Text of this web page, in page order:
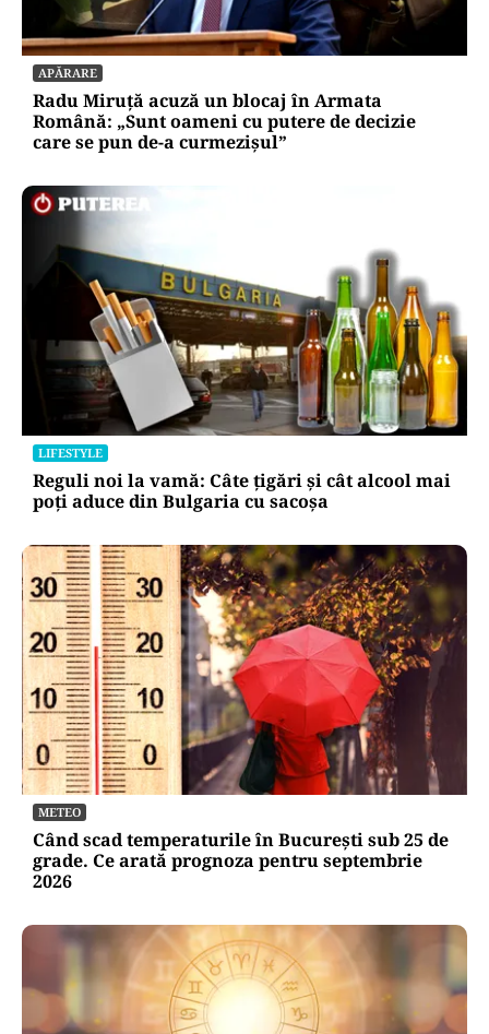
APĂRARE
Radu Miruță acuză un blocaj în Armata
Română: „Sunt oameni cu putere de decizie
care se pun de-a curmezișul”
LIFESTYLE
Reguli noi la vamă: Câte țigări și cât alcool mai
poți aduce din Bulgaria cu sacoșa
METEO
Când scad temperaturile în București sub 25 de
grade. Ce arată prognoza pentru septembrie
2026